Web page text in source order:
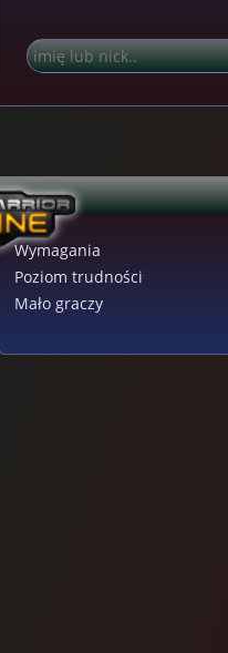
Wymagania
Poziom trudności
Mało graczy